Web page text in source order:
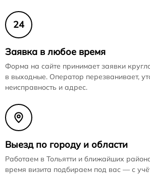
24
Заявка в любое время
Форма на сайте принимает заявки
в выходные. Оператор перезванивает,
неисправность и адрес.
Выезд по городу и области
Работаем в Тольятти и ближайших
время визита подбираем под вас — с